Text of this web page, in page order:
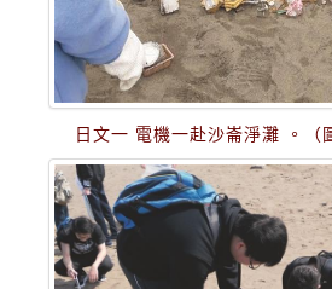
日文一 電機一赴沙崙淨灘 。（